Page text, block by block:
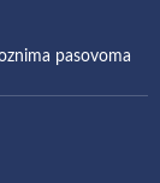
pasovoma